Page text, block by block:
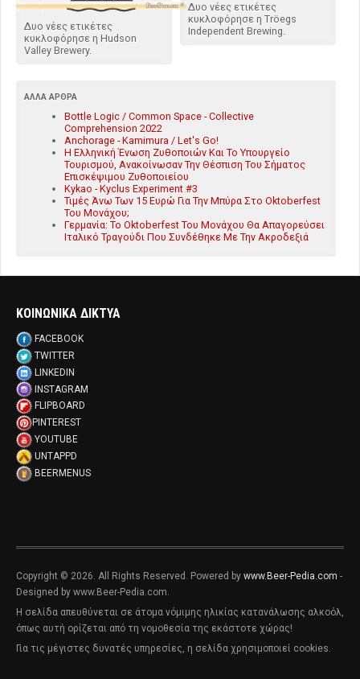
Δυο νέες ετικέτες
κυκλοφόρησε η Hudson
Valley Brewery.
Δυο νέες ετικέτες
κυκλοφόρησε η Tröegs
Independent Brewing.
ΆΛΛΑ ΆΡΘΡΑ
Bottle Logic / Common Space - Collective
Comprehension 2022
Anchorage - Kamimura / Let's Go!
Η Ελληνική Ένωση Ζυθοποιών Και Το Υπουργείο
Τουρισμού, Ανακοίνωσαν Την Θέσπιση Του Σήματος
Επισκέψιμου Ζυθοποιείου
Kykao - Kyclus Experiment #3
Τιμές Άνω Των 15 Ευρώ Για Την Μπύρα Στο Oktoberfest
Του Μονάχου;
Γερμανία: Το Oktoberfest Του Μονάχου Θα Απαγορεύσει
Ιταλικό Τραγούδι Που Συνδέθηκε Με Την Ακροδεξιά
ΚΟΙΝΩΝΙΚΑ ΔΙΚΤΥΑ
FACEBOOK
TWITTER
LINKEDIN
INSTAGRAM
FLIPBOARD
PINTEREST
YOUTUBE
UNTAPPD
BEERMENUS
Copyright © 2026. All Rights Reserved. Powered by www.Beer-Pedia.com -
Designed by www.Beer-Pedia.com.
Η σελίδα απευθύνεται σε άτομα νόμιμης ηλικίας κατανάλωσης αλκοόλ,
όπως αυτή ορίζεται από τη νομοθεσία της εκάστοτε χώρας!
Για τις μέγιστες δυνατές υπηρεσίες, η σελίδα χρησιμοποιεί cookies.